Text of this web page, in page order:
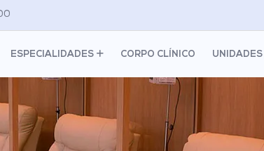
ESPECIALIDADES CORPO CLÍNICO UNIDADES